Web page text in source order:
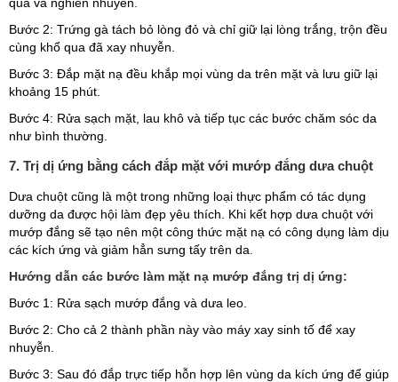
Bước 2: Trứng gà tách bỏ lòng đỏ và chỉ giữ lại lòng trắng, trộn đều
cùng khổ qua đã xay nhuyễn.
Bước 3: Đắp mặt nạ đều khắp mọi vùng da trên mặt và lưu giữ lại
khoảng 15 phút.
Bước 4: Rửa sạch mặt, lau khô và tiếp tục các bước chăm sóc da
như bình thường.
7. Trị dị ứng bằng cách đắp mặt với mướp đắng dưa chuột
Dưa chuột cũng là một trong những loại thực phẩm có tác dụng
dưỡng da được hội làm đẹp yêu thích. Khi kết hợp dưa chuột với
mướp đắng sẽ tạo nên một công thức mặt nạ có công dụng làm dịu
các kích ứng và giảm hẳn sưng tấy trên da.
Hướng dẫn các bước làm mặt nạ mướp đắng trị dị ứng:
Bước 1: Rửa sạch mướp đắng và dưa leo.
Bước 2: Cho cả 2 thành phần này vào máy xay sinh tố để xay
nhuyễn.
Bước 3: Sau đó đắp trực tiếp hỗn hợp lên vùng da kích ứng để giúp